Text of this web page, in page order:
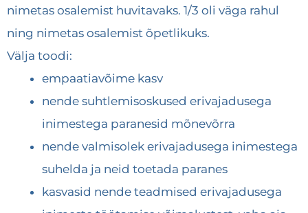
nimetas osalemist huvitavaks. 1/3 oli väga rahul
ning nimetas osalemist õpetlikuks.
Välja toodi:
empaatiavõime kasv
nende suhtlemisoskused erivajadusega
inimestega paranesid mõnevõrra
nende valmisolek erivajadusega inimestega
suhelda ja neid toetada paranes
kasvasid nende teadmised erivajadusega